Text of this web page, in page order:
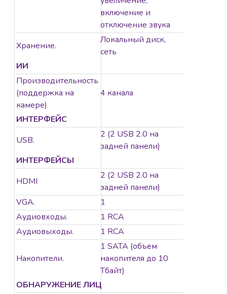
включение и
отключение звука
Хранение.
Локальный диск,
сеть
ИИ
Производительность
(поддержка на
камере)
4 канала
ИНТЕРФЕЙС
USB.
2 (2 USB 2.0 на
задней панели)
ИНТЕРФЕЙСЫ
HDMI
2 (2 USB 2.0 на
задней панели)
VGA.
1
Аудиовходы.
1 RCA
Аудиовыходы.
1 RCA
Накопители.
1 SATA (объем
накопителя до 10
Тбайт)
ОБНАРУЖЕНИЕ ЛИЦ